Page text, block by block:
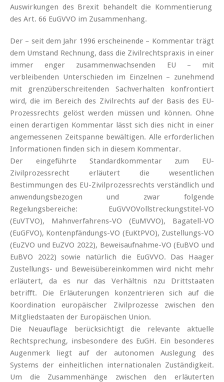
Auswirkungen des Brexit behandelt die Kommentierung
des Art. 66 EuGVVO im Zusammenhang.
Der – seit dem Jahr 1996 erscheinende – Kommentar trägt
dem Umstand Rechnung, dass die Zivilrechtspraxis in einer
immer enger zusammenwachsenden EU – mit
verbleibenden Unterschieden im Einzelnen – zunehmend
mit grenzüberschreitenden Sachverhalten konfrontiert
wird, die im Bereich des Zivilrechts auf der Basis des EU-
Prozessrechts gelöst werden müssen und können. Ohne
einen derartigen Kommentar lässt sich dies nicht in einer
angemessenen Zeitspanne bewältigen. Alle erforderlichen
Informationen finden sich in diesem Kommentar.
Der eingeführte Standardkommentar zum EU-
Zivilprozessrecht erläutert die wesentlichen
Bestimmungen des EU-Zivilprozessrechts verständlich und
anwendungsbezogen und zwar folgende
Regelungsbereiche: EuGVVOVollstreckungstitel-VO
(EuVTVO), Mahnverfahrens-VO (EuMVVO), Bagatell-VO
(EuGFVO), Kontenpfändungs-VO (EuKtPVO), Zustellungs-VO
(EuZVO und EuZVO 2022), Beweisaufnahme-VO (EuBVO und
EuBVO 2022) sowie natürlich die EuGVVO. Das Haager
Zustellungs- und Beweisübereinkommen wird nicht mehr
erläutert, da es nur das Verhältnis nzu Drittstaaten
betrifft. Die Erläuterungen konzentrieren sich auf die
Koordination europäischer Zivilprozesse zwischen den
Mitgliedstaaten der Europäischen Union.
Die Neuauflage berücksichtigt die relevante aktuelle
Rechtsprechung, insbesondere des EuGH. Ein besonderes
Augenmerk liegt auf der autonomen Auslegung des
Systems der einheitlichen internationalen Zuständigkeit.
Um die Zusammenhänge zwischen den erläuterten